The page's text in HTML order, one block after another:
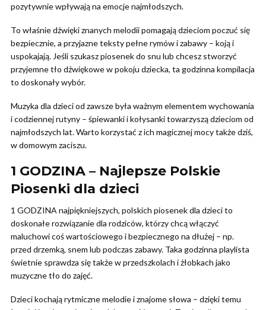
pozytywnie wpływają na emocje najmłodszych.
To właśnie dźwięki znanych melodii pomagają dzieciom poczuć się
bezpiecznie, a przyjazne teksty pełne rymów i zabawy – koją i
uspokajają. Jeśli szukasz piosenek do snu lub chcesz stworzyć
przyjemne tło dźwiękowe w pokoju dziecka, ta godzinna kompilacja
to doskonały wybór.
Muzyka dla dzieci od zawsze była ważnym elementem wychowania
i codziennej rutyny – śpiewanki i kołysanki towarzyszą dzieciom od
najmłodszych lat. Warto korzystać z ich magicznej mocy także dziś,
w domowym zaciszu.
1 GODZINA – Najlepsze Polskie
Piosenki dla dzieci
1 GODZINA najpiękniejszych, polskich piosenek dla dzieci to
doskonałe rozwiązanie dla rodziców, którzy chcą włączyć
maluchowi coś wartościowego i bezpiecznego na dłużej – np.
przed drzemką, snem lub podczas zabawy. Taka godzinna playlista
świetnie sprawdza się także w przedszkolach i żłobkach jako
muzyczne tło do zajęć.
Dzieci kochają rytmiczne melodie i znajome słowa – dzięki temu